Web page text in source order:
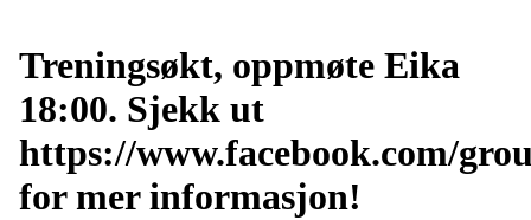
Treningsøkt, oppmøte Eika
18:00. Sjekk ut
https://www.facebook.com/
for mer informasjon!